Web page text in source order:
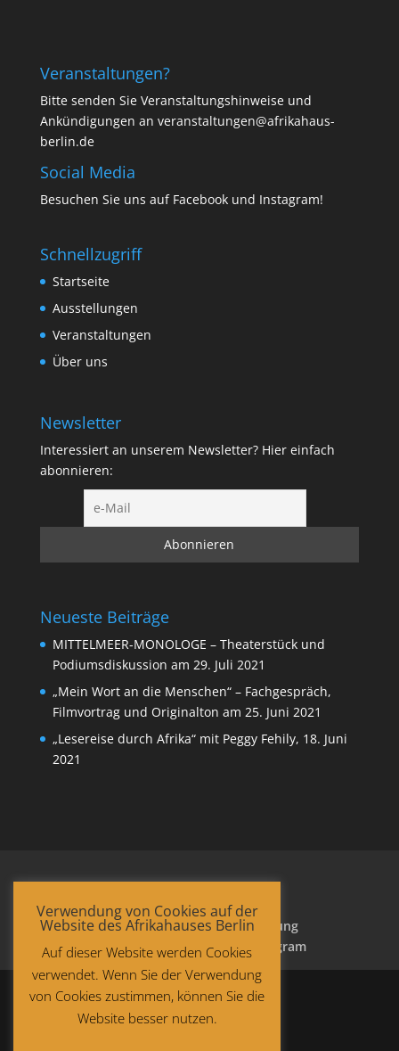
Veranstaltungen?
Bitte senden Sie Veranstaltungshinweise und
Ankündigungen an veranstaltungen@afrikahaus-
berlin.de
Social Media
Besuchen Sie uns auf Facebookund Instagram!
Schnellzugriff
Startseite
Ausstellungen
Veranstaltungen
Über uns
Newsletter
Interessiert an unserem Newsletter? Hier einfach
abonnieren:
Neueste Beiträge
MITTELMEER-MONOLOGE – Theaterstück und
Podiumsdiskussion am 29. Juli 2021
„Mein Wort an die Menschen“ – Fachgespräch,
Filmvortrag und Originalton am 25. Juni 2021
„Lesereise durch Afrika“ mit Peggy Fehily, 18. Juni
2021
Startseite
Datenschutzerklärung
Impressum
Facebook Instagram
Verwendung von Cookies auf der
Website des Afrikahauses Berlin
Auf dieser Website werden Cookies
verwendet. Wenn Sie der Verwendung
von Cookies zustimmen, können Sie die
Website besser nutzen.